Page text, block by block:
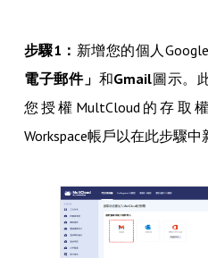
步驟1： 新增您的個人
電子郵件」 和Gmail圖示。
您授權MultCloud的存取
Workspace帳戶以在此步驟中